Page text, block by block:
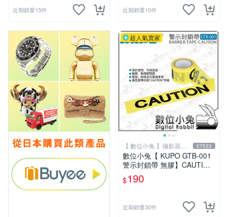
近期銷量15件 近期銷量10件
超人氣賣家
【 數位小兔 】攝影器材
專賣店
57533
數位小兔【 KUPO GTB-001
警示封鎖帶 無膠】CAUTION
警告 警示帶 封鎖條 警戒帶
可重複使用
$190
近期銷量30件